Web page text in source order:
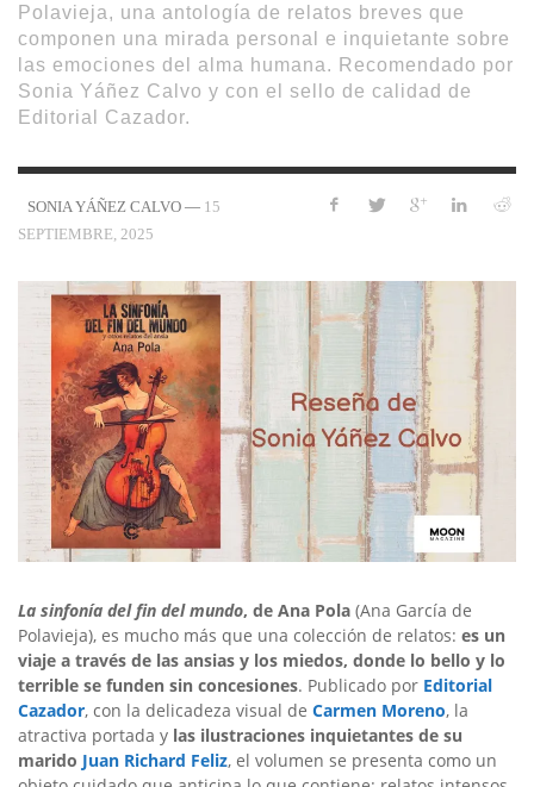
Polavieja, una antología de relatos breves que
componen una mirada personal e inquietante sobre
las emociones del alma humana. Recomendado por
Sonia Yáñez Calvo y con el sello de calidad de
Editorial Cazador.
SONIA YÁÑEZ CALVO — 15
SEPTIEMBRE, 2025
La sinfonía del fin del mundo, de Ana Pola (Ana García de
Polavieja), es mucho más que una colección de relatos: es un
viaje a través de las ansias y los miedos, donde lo bello y lo
terrible se funden sin concesiones. Publicado por Editorial
Cazador, con la delicadeza visual de Carmen Moreno, la
atractiva portada y las ilustraciones inquietantes de su
marido Juan Richard Feliz, el volumen se presenta como un